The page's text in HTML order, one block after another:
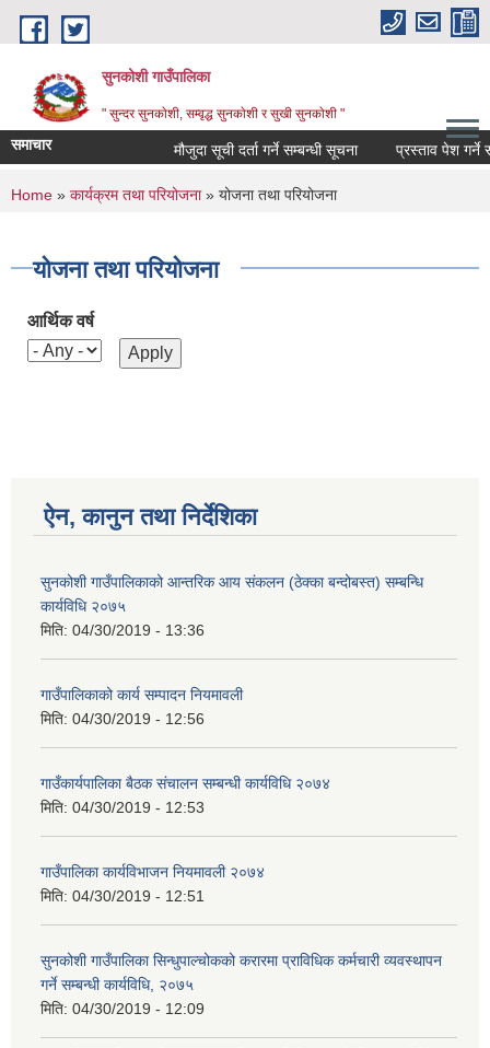
Skip to main content
सुनकोशी गाउँपालिका
" सुन्दर सुनकाेशी, सम्वृद्ध सुनकाेशी र सुखी सुनकाेशी "
समाचार मौजुदा सूची दर्ता गर्ने सम्बन्धी सूचना प्रस्ताव पेश गर्ने
You are here
Home » कार्यक्रम तथा परियोजना» योजना तथा परियोजना
योजना तथा परियोजना
आर्थिक वर्ष
ऐन, कानुन तथा निर्देशिका
सुनकोशी गाउँपालिकाको आन्तरिक आय संकलन (ठेक्का बन्दोबस्त) सम्बन्धि
कार्यविधि २०७५
मिति: 04/30/2019 - 13:36
गाउँपालिकाको कार्य सम्पादन नियमावली
मिति: 04/30/2019 - 12:56
गाउँकार्यपालिका बैठक संचालन सम्बन्धी कार्यविधि २०७४
मिति: 04/30/2019 - 12:53
गाउँपालिका कार्यविभाजन नियमावली २०७४
मिति: 04/30/2019 - 12:51
सुनकोशी गाउँपालिका सिन्धुपाल्चोकको करारमा प्राविधिक कर्मचारी व्यवस्थापन
गर्ने सम्बन्धी कार्यविधि, २०७५
मिति: 04/30/2019 - 12:09